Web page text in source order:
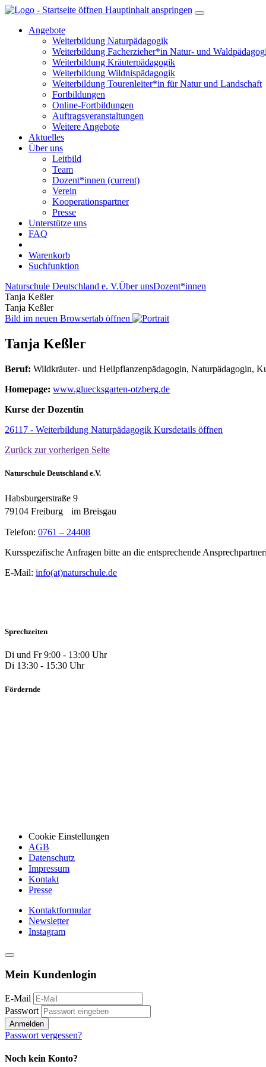
Hauptinhalt anspringen
Angebote
Weiterbildung Naturpädagogik
Weiterbildung Facherzieher*in Natur- und
Weiterbildung Kräuterpädagogik
Weiterbildung Wildnispädagogik
Weiterbildung Tourenleiter*in für Natur und Landschaft
Fortbildungen
Online-Fortbildungen
Auftragsveranstaltungen
Weitere Angebote
Aktuelles
Über uns
Leitbild
Team
Dozent*innen (current)
Verein
Kooperationspartner
Presse
Unterstütze uns
FAQ
Warenkorb
Suchfunktion
Naturschule Deutschland e. V.Über unsDozent*innen
Tanja Keßler
Tanja Keßler
Bild im neuen Browsertab öffnen
Tanja Keßler
Beruf: Wildkräuter- und Heilpflanzenpädagogin, Naturpädagogin,
Homepage: www.gluecksgarten-otzberg.de
Kurse der Dozentin
26117 - Weiterbildung Naturpädagogik Kursdetails öffnen
Zurück zur vorherigen Seite
Naturschule Deutschland e.V.
Habsburgerstraße 9
79104 Freiburg im Breisgau
Telefon: 0761 – 24408
Kursspezifische Anfragen bitte an die entsprechende
E-Mail: info(at)naturschule.de
Sprechzeiten
Di und Fr 9:00 - 13:00 Uhr
Di 13:30 - 15:30 Uhr
Fördernde
Cookie Einstellungen
AGB
Datenschutz
Impressum
Kontakt
Presse
Kontaktformular
Newsletter
Instagram
Mein Kundenlogin
E-Mail
Passwort
Anmelden
Passwort vergessen?
Noch kein Konto?